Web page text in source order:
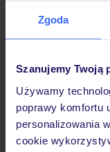
Zgoda
Szanujemy Twoją
Używamy
poprawy komfortu
personalizowania
cookie
Wyżywienie
Atrakcje
Ważne